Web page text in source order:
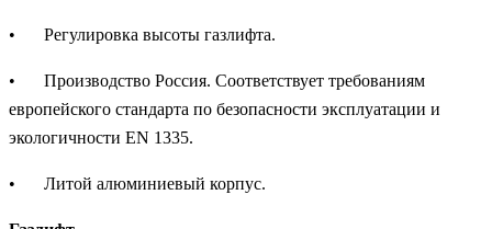
• Регулировка высоты газлифта.
•
Производство Россия. Соответствует требованиям
европейского стандарта по безопасности эксплуатации и
экологичности EN 1335.
• Литой алюминиевый корпус.